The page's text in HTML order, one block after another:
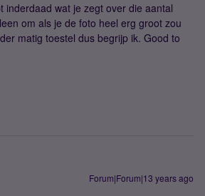
inderdaad wat je zegt over die aantal
om als je de foto heel erg groot zou
matig toestel dus begrijp ik. Good to
Forum|Forum|13 years ago